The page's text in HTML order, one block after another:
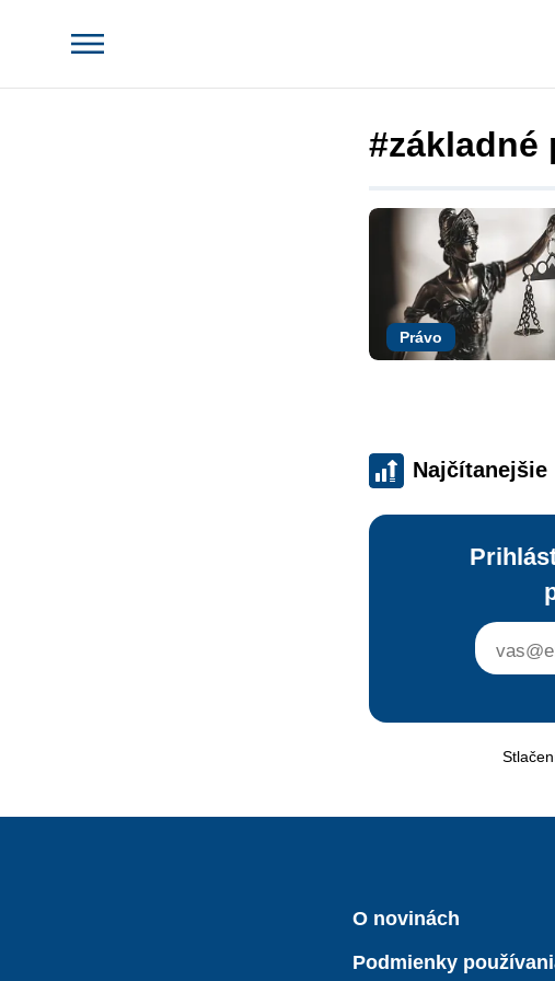
#základné
Právo
Najčítanejšie
O novinách
Podmienky